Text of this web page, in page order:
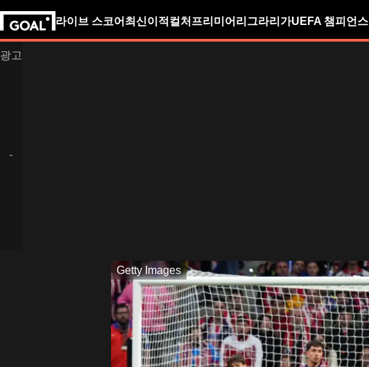
라이브 스코어 최신이적 컬처 프리미어리그라리가UEFA 챔피언
Getty Images